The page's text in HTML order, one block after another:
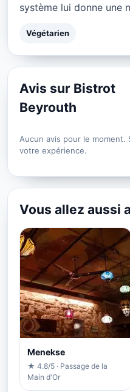
système lui donne une
Végétarien
Avis sur Bistrot
Beyrouth
Aucun avis pour le moment.
votre expérience.
Vous allez aussi
Menekse
★ 4.8/5 · Passage de la
Main d'Or